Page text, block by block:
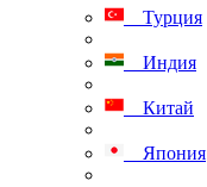
Турция
Индия
Китай
Япония